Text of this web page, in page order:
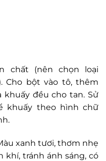
chất (nên chọn loại
Cho bột vào tô, thêm
khuấy đều cho tan. Sử
khuấy theo hình chữ
xanh tươi, thơm nhẹ
khí, tránh ánh sáng, có